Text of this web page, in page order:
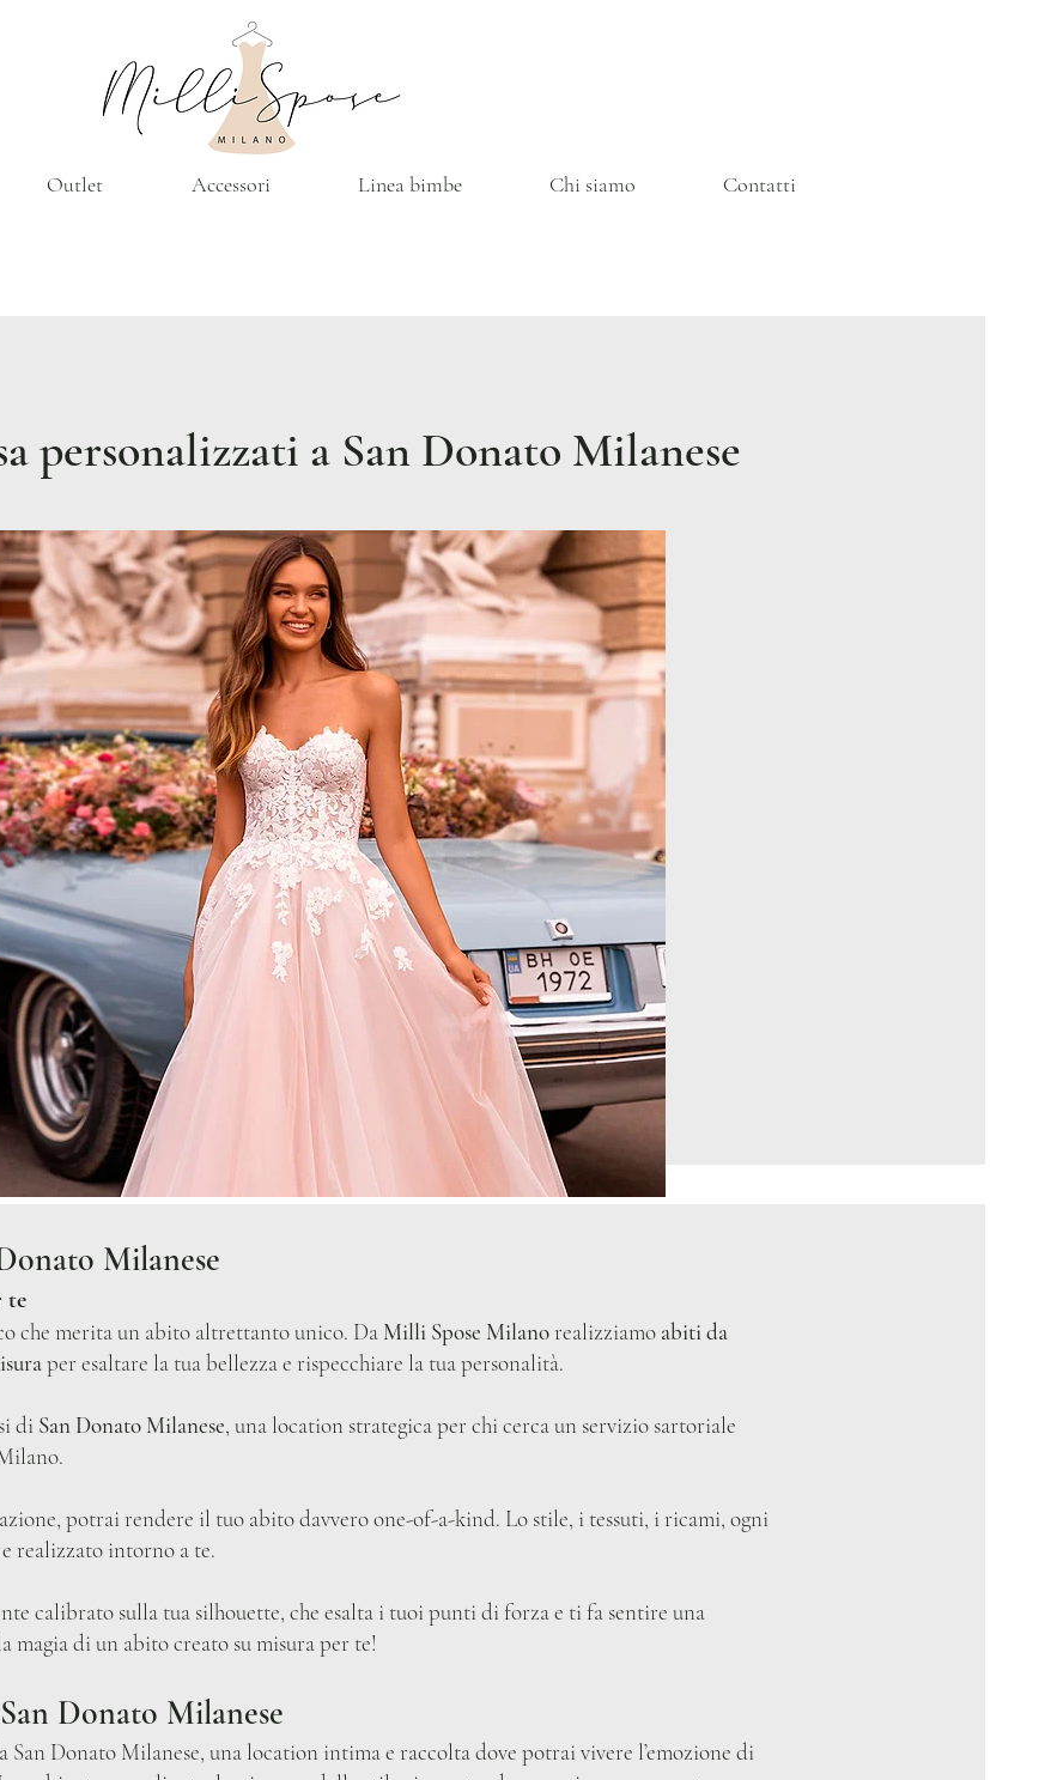
Outlet Accessori Linea bimbe Chi siamo Contatti
personalizzati a San Donato Milanese
Milanese
te
che merita un abito altrettanto unico. Da Milli Spose Milanorealizziamo abiti da
per esaltare la tua bellezza e rispecchiare la tua personalità.
di San Donato Milanese, una location strategica per chi cerca un servizio sartoriale
potrai rendere il tuo abito davvero one-of-a-kind. Lo stile, i tessuti, i ricami, ogni
realizzato intorno a te.
calibrato sulla tua silhouette, che esalta i tuoi punti di forza e ti fa sentire una
magia di un abito creato su misura per te!
Donato Milanese
San Donato Milanese, una location intima e raccolta dove potrai vivere l’emozione di